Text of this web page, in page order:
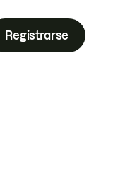
Registrarse